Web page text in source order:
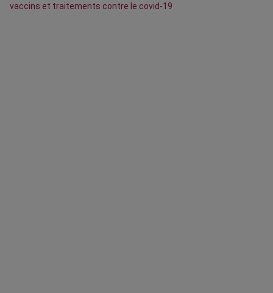
vaccins et traitements contre le covid-19